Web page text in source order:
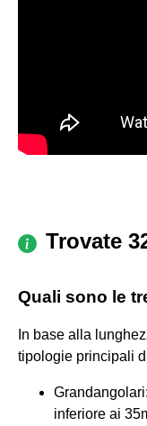
Trovate
Quali sono le
In base alla
tipologie principali
inferiore ai